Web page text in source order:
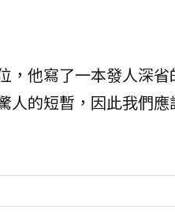
，他寫了一本發人深省
人的短暫，因此我們應